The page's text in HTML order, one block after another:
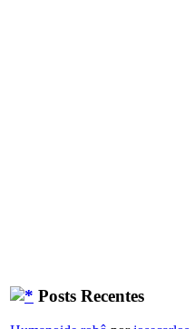
Posts Recentes